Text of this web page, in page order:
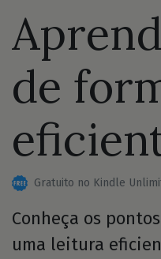
de
Gratuito no Kindle
Conheça os
uma leitura